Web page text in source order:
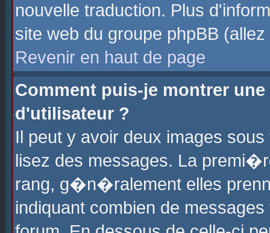
nouvelle traduction. Plus
site web du groupe phpBB
Revenir en haut de page
Comment puis-je montrer
d'utilisateur ?
Il peut y avoir deux images
lisez des messages. La
rang, g�n�ralement elles
indiquant combien de